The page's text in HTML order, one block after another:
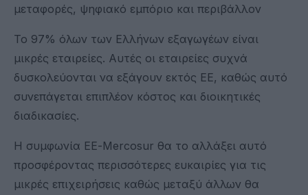
μεταφορές, ψηφιακό εμπόριο και περιβάλλον
Το 97% όλων των Ελλήνων εξαγωγέων είναι
μικρές εταιρείες. Αυτές οι εταιρείες συχνά
δυσκολεύονται να εξάγουν εκτός ΕΕ, καθώς αυτό
συνεπάγεται επιπλέον κόστος και διοικητικές
διαδικασίες.
Η συμφωνία ΕΕ-Mercosur θα το αλλάξει αυτό
προσφέροντας περισσότερες ευκαιρίες για τις
μικρές επιχειρήσεις καθώς μεταξύ άλλων θα